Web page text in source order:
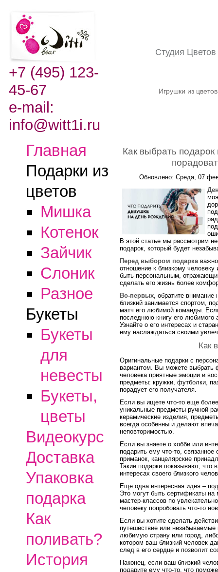
+7 (495) 123-
45-67
e-mail:
info@witt1i.ru
Студия Цветов
Игрушки из
Главная
Подарки из
цветов
Мишка
Котенок
Зайчик
Слоник
Разное
Букеты
Букеты
для
невесты
Букеты,
цветы
Видеокурс
Доставка
Упаковка
подарка
Как
поливать?
История
Как выбрать
Обновлено: Среда, 07
В этой статье мы рассмотрим
подарок, который будет
Перед выбором подарка
отношение к близкому
быть персональным,
сделать его жизнь более
Во-первых , обратите
близкий занимается спортом,
матч его любимой команды.
последнюю книгу его любимого
Узнайте о его интересах и
ему наслаждаться своими
Как
Оригинальные подарки с
вариантом. Вы можете выбрать
человека приятные эмоции и
предметы: кружки, футболки,
порадует его получателя.
Если вы ищете что-то еще
уникальные предметы ручной
керамические изделия,
всегда особенны и делают
неповторимостью.
Если вы знаете о хобби или
подарить ему что-то,
приманок, канцелярские
Такие подарки показывают, что
интересах своего близкого
Еще одна интересная идея –
Это могут быть сертификаты
мастер-классов по
человеку попробовать что-то
Если вы хотите сделать
путешествие или незабываемые
любимую страну или город,
котором ваш близкий человек
след в его сердце и позволит
Наконец, если ваш близкий
подарите ему что-то, что